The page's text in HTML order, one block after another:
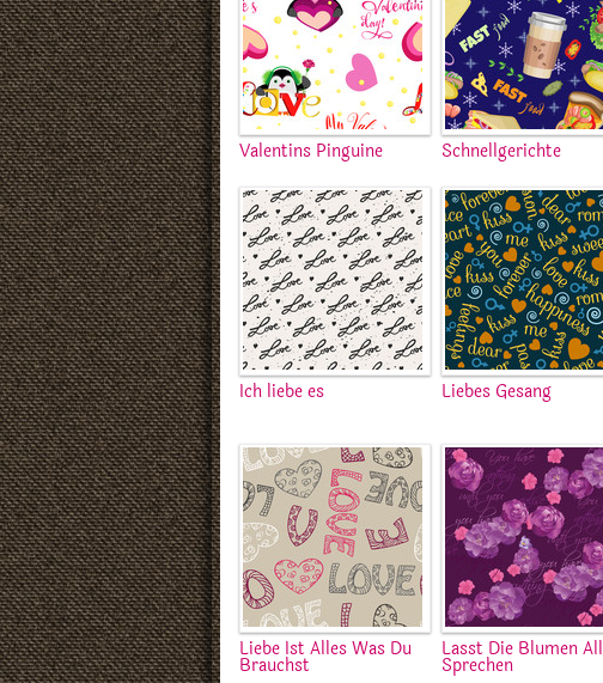
Valentins Pinguine Schnellgerichte
Ich liebe es Liebes Gesang
Liebe Ist Alles Was Du
Brauchst
Lasst Die Blumen
Sprechen